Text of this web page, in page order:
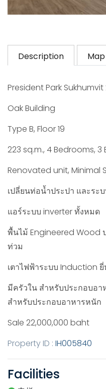
Description Map
President Park Sukhumvit
Oak Building
Type B, Floor 19
223 sq.m., 4 Bedrooms,
Renovated unit, Minimal
เปลี่ยนท่อน้ำประปา และระ
แอร์ระบบ inverter ทั้งหมด
พื้นไม้ Engineered Wood
ท่วม
เตาไฟฟ้าระบบ Induction
มีครัวใน สำหรับประกอบอ
สำหรับประกอบอาหารหนัก
Sale 22,000,000 baht
Property ID : IH005840
Facilities